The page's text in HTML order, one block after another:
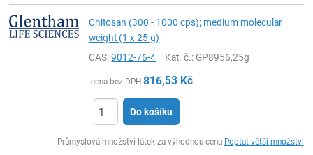
Chitosan (300 - 1000 cps); medium molecular
weight (1 x 25 g)
CAS:9012-76-4 Kat. č.: GP8956,25g
cena bez DPH 816,53 Kč
Do košíku
Průmyslová množství látek za výhodnou cenu Poptat větší množství